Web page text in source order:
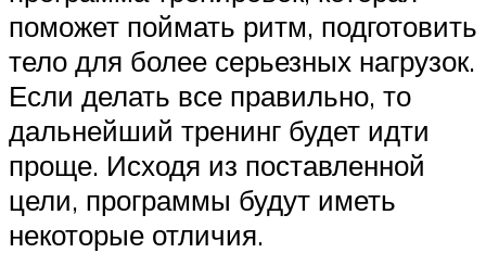
поможет поймать ритм, подготовить
тело для более серьезных нагрузок.
Если делать все правильно, то
дальнейший тренинг будет идти
проще. Исходя из поставленной
цели, программы будут иметь
некоторые отличия.